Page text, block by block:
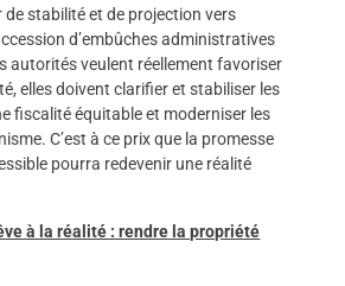
stabilité et de projection vers
d’embûches administratives
autorités veulent réellement favoriser
elles doivent clarifier et stabiliser les
fiscalité équitable et moderniser les
C’est à ce prix que la promesse
pourra redevenir une réalité
à la réalité : rendre la propriété